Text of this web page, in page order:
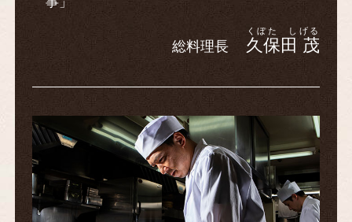
総料理長 久保田 茂
くぼた しげる